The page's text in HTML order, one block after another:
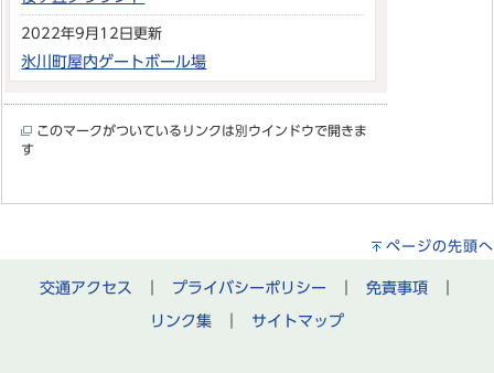
2022年9月12日更新
氷川町屋内ゲートボール場
このマークがついているリンクは別ウインドウで開きま
す
ページの先頭へ
交通アクセス プライバシーポリシー 免責事項
リンク集
サイトマップ